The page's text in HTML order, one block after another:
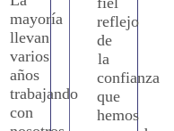
mayoría
llevan
varios
años
trabajando
con
reflejo
de
la
confianza
que
hemos